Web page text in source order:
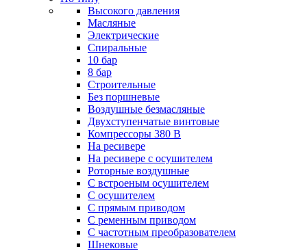
Высокого давления
Масляные
Электрические
Спиральные
10 бар
8 бар
Cтроительные
Без поршневые
Воздушные безмасляные
Двухступенчатые винтовые
Компрессоры 380 В
На ресивере
На ресивере с осушителем
Роторные воздушные
С встроеным осушителем
С осушителем
С прямым приводом
С ременным приводом
С частотным преобразователем
Шнековые